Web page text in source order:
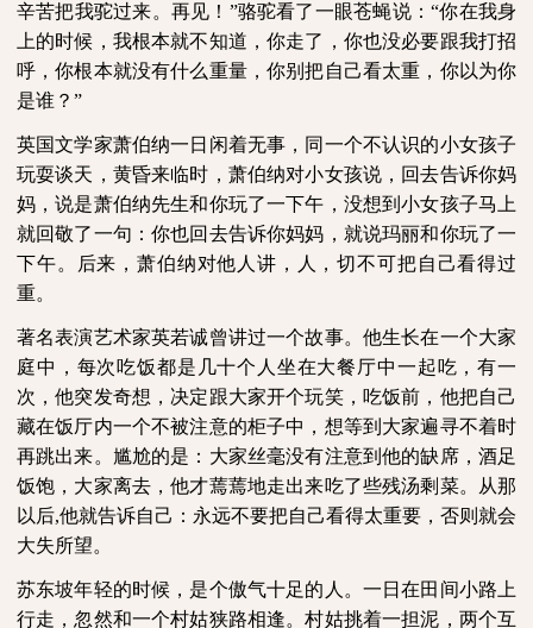
辛苦把我驼过来。再见！”骆驼看了一眼苍蝇说：“你在我身
上的时候，我根本就不知道，你走了，你也没必要跟我打招
呼，你根本就没有什么重量，你别把自己看太重，你以为你
是谁？”
英国文学家萧伯纳一日闲着无事，同一个不认识的小女孩子
玩耍谈天，黄昏来临时，萧伯纳对小女孩说，回去告诉你妈
妈，说是萧伯纳先生和你玩了一下午，没想到小女孩子马上
就回敬了一句：你也回去告诉你妈妈，就说玛丽和你玩了一
下午。后来，萧伯纳对他人讲，人，切不可把自己看得过
重。
著名表演艺术家英若诚曾讲过一个故事。他生长在一个大家
庭中，每次吃饭都是几十个人坐在大餐厅中一起吃，有一
次，他突发奇想，决定跟大家开个玩笑，吃饭前，他把自己
藏在饭厅内一个不被注意的柜子中，想等到大家遍寻不着时
再跳出来。尴尬的是：大家丝毫没有注意到他的缺席，酒足
饭饱，大家离去，他才蔫蔫地走出来吃了些残汤剩菜。从那
以后,他就告诉自己：永远不要把自己看得太重要，否则就会
大失所望。
苏东坡年轻的时候，是个傲气十足的人。一日在田间小路上
行走，忽然和一个村姑狭路相逢。村姑挑着一担泥，两个互